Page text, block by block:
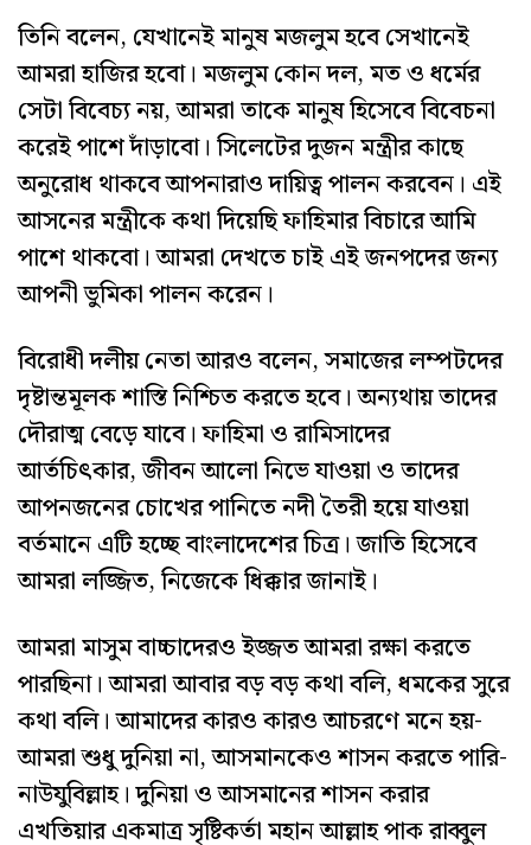
তিনি বলেন, যেখানেই মানুষ মজলুম হবে সেখানেই
আমরা হাজির হবো। মজলুম কোন দল, মত ও ধর্মের
সেটা বিবেচ্য নয়, আমরা তাকে মানুষ হিসেবে বিবেচনা
করেই পাশে দাঁড়াবো। সিলেটের দুজন মন্ত্রীর কাছে
অনুরোধ থাকবে আপনারাও দায়িত্ব পালন করবেন। এই
আসনের মন্ত্রীকে কথা দিয়েছি ফাহিমার বিচারে আমি
পাশে থাকবো। আমরা দেখতে চাই এই জনপদের জন্য
আপনী ভুমিকা পালন করেন।
বিরোধী দলীয় নেতা আরও বলেন, সমাজের লম্পটদের
দৃষ্টান্তমূলক শাস্তি নিশ্চিত করতে হবে। অন্যথায় তাদের
দৌরাত্ম বেড়ে যাবে। ফাহিমা ও রামিসাদের
আর্তচিৎকার, জীবন আলো নিভে যাওয়া ও তাদের
আপনজনের চোখের পানিতে নদী তৈরী হয়ে যাওয়া
বর্তমানে এটি হচ্ছে বাংলাদেশের চিত্র। জাতি হিসেবে
আমরা লজ্জিত, নিজেকে ধিক্কার জানাই।
আমরা মাসুম বাচ্চাদেরও ইজ্জত আমরা রক্ষা করতে
পারছিনা। আমরা আবার বড় বড় কথা বলি, ধমকের সুরে
কথা বলি। আমাদের কারও কারও আচরণে মনে হয়-
আমরা শুধু দুনিয়া না, আসমানকেও শাসন করতে পারি-
নাউযুবিল্লাহ। দুনিয়া ও আসমানের শাসন করার
এখতিয়ার একমাত্র সৃষ্টিকর্তা মহান আল্লাহ পাক রাব্বুল